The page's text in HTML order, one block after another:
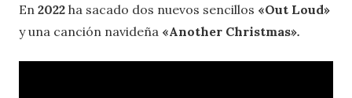
En 2022 ha sacado dos nuevos sencillos «Out Loud»
y una canción navideña «Another Christmas».